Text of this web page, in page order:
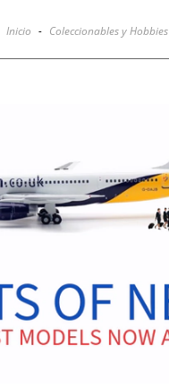
Inicio - Coleccionables y Hobbies